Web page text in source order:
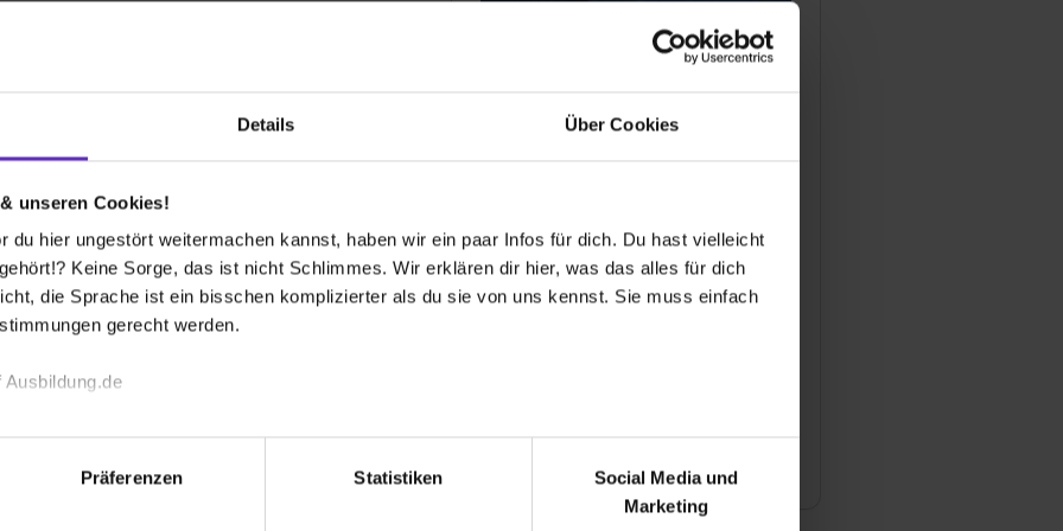
Details Über Cookies
unseren Cookies!
du hier ungestört weitermachen kannst, haben wir ein paar Infos für dich. Du hast vielleicht
Keine Sorge, das ist nicht Schlimmes. Wir erklären dir hier, was das alles für dich
die Sprache ist ein bisschen komplizierter als du sie von uns kennst. Sie muss einfach
gerecht werden.
Funktion unserer Webseite („Notwendig“), um von dir bei Benutzung der
zu speichern ( „Präferenzen“), die Zugriffe auf unsere Webseite zu analysieren
zu deiner Verwendung unserer Website an unsere Partner für soziale Medien, Werbung
Präferenzen Statistiken
Social Media und
Marketing
Rathausplatz 2-4
79098 Freiburg im Breisgau
0761 201 1224
Branche
Öffentlicher Dienst
Deshalb freuen wir uns auf Bewerbungen (a)ller,
Menschen mit unterschiedlicher Herkunft,
Orientierung oder Behinderung sind bei uns